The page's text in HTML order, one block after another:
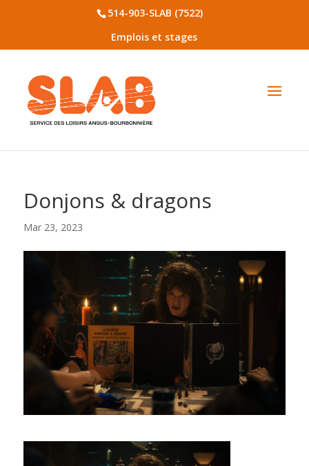
514-903-SLAB (7522)
Emplois et stages
Donjons & dragons
Mar 23, 2023